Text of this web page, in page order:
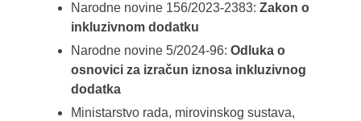
Narodne novine 156/2023-2383: Zakon o
inkluzivnom dodatku
Narodne novine 5/2024-96: Odluka o
osnovici za izračun iznosa inkluzivnog
dodatka
Ministarstvo rada, mirovinskog sustava,